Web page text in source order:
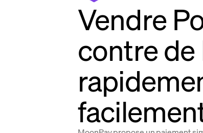
Vendre
contre de